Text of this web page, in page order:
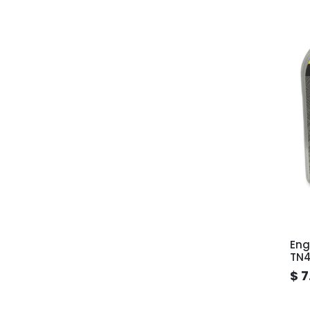
$